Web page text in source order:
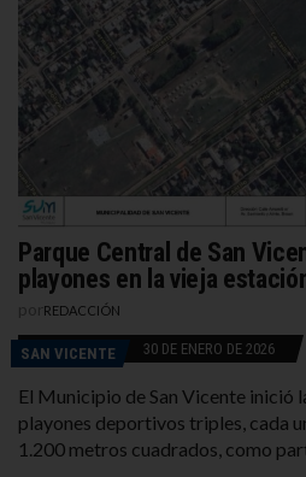
Parque Central de San
playones en la vieja
REDACCIÓN
SAN VICENTE 30 DE ENERO DE 2026
El Municipio de San Vicente inició
playones deportivos triples, cada
1.200 metros cuadrados, como